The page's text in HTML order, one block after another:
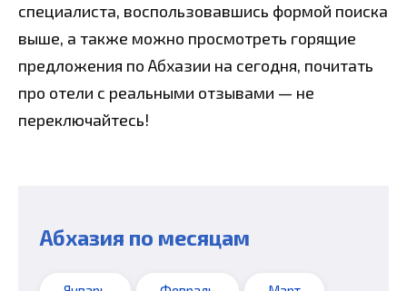
специалиста, воспользовавшись формой поиска
выше, а также можно просмотреть горящие
предложения по Абхазии на сегодня, почитать
про отели с реальными отзывами — не
переключайтесь!
Абхазия по месяцам